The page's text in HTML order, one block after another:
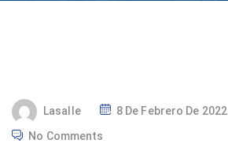
Lasalle
P8 De Febrero De 2022
No Comments